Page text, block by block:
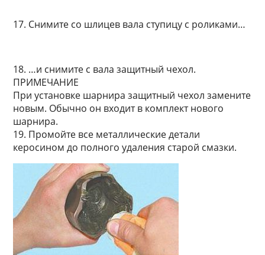
17. Снимите со шлицев вала ступицу с роликами…
18. …и снимите с вала защитный чехол.
ПРИМЕЧАНИЕ
При установке шарнира защитный чехол замените
новым. Обычно он входит в комплект нового
шарнира.
19. Промойте все металлические детали
керосином до полного удаления старой смазки.